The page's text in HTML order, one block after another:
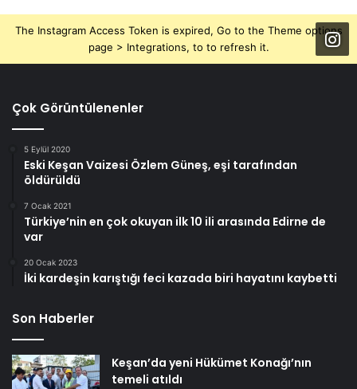
The Instagram Access Token is expired, Go to the Theme options
page > Integrations, to to refresh it.
Çok Görüntülenenler
5 Eylül 2020
Eski Keşan Vaizesi Özlem Güneş, eşi tarafından
öldürüldü
7 Ocak 2021
Türkiye’nin en çok okuyan ilk 10 ili arasında Edirne de
var
20 Ocak 2023
İki kardeşin karıştığı feci kazada biri hayatını kaybetti
Son Haberler
Keşan’da yeni Hükümet Konağı’nın
temeli atıldı